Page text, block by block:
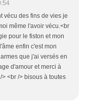
vécu des fins de vies je
même l'avoir vécu.<br
pour le fiston et mon
enfin c'est mon
que j'ai versés en
d'amour et merci à
<br /> bisous à toutes